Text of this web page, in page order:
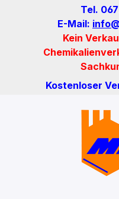
Zum Hauptinhalt Tel.
E-Mail:
Kein
Kostenloser